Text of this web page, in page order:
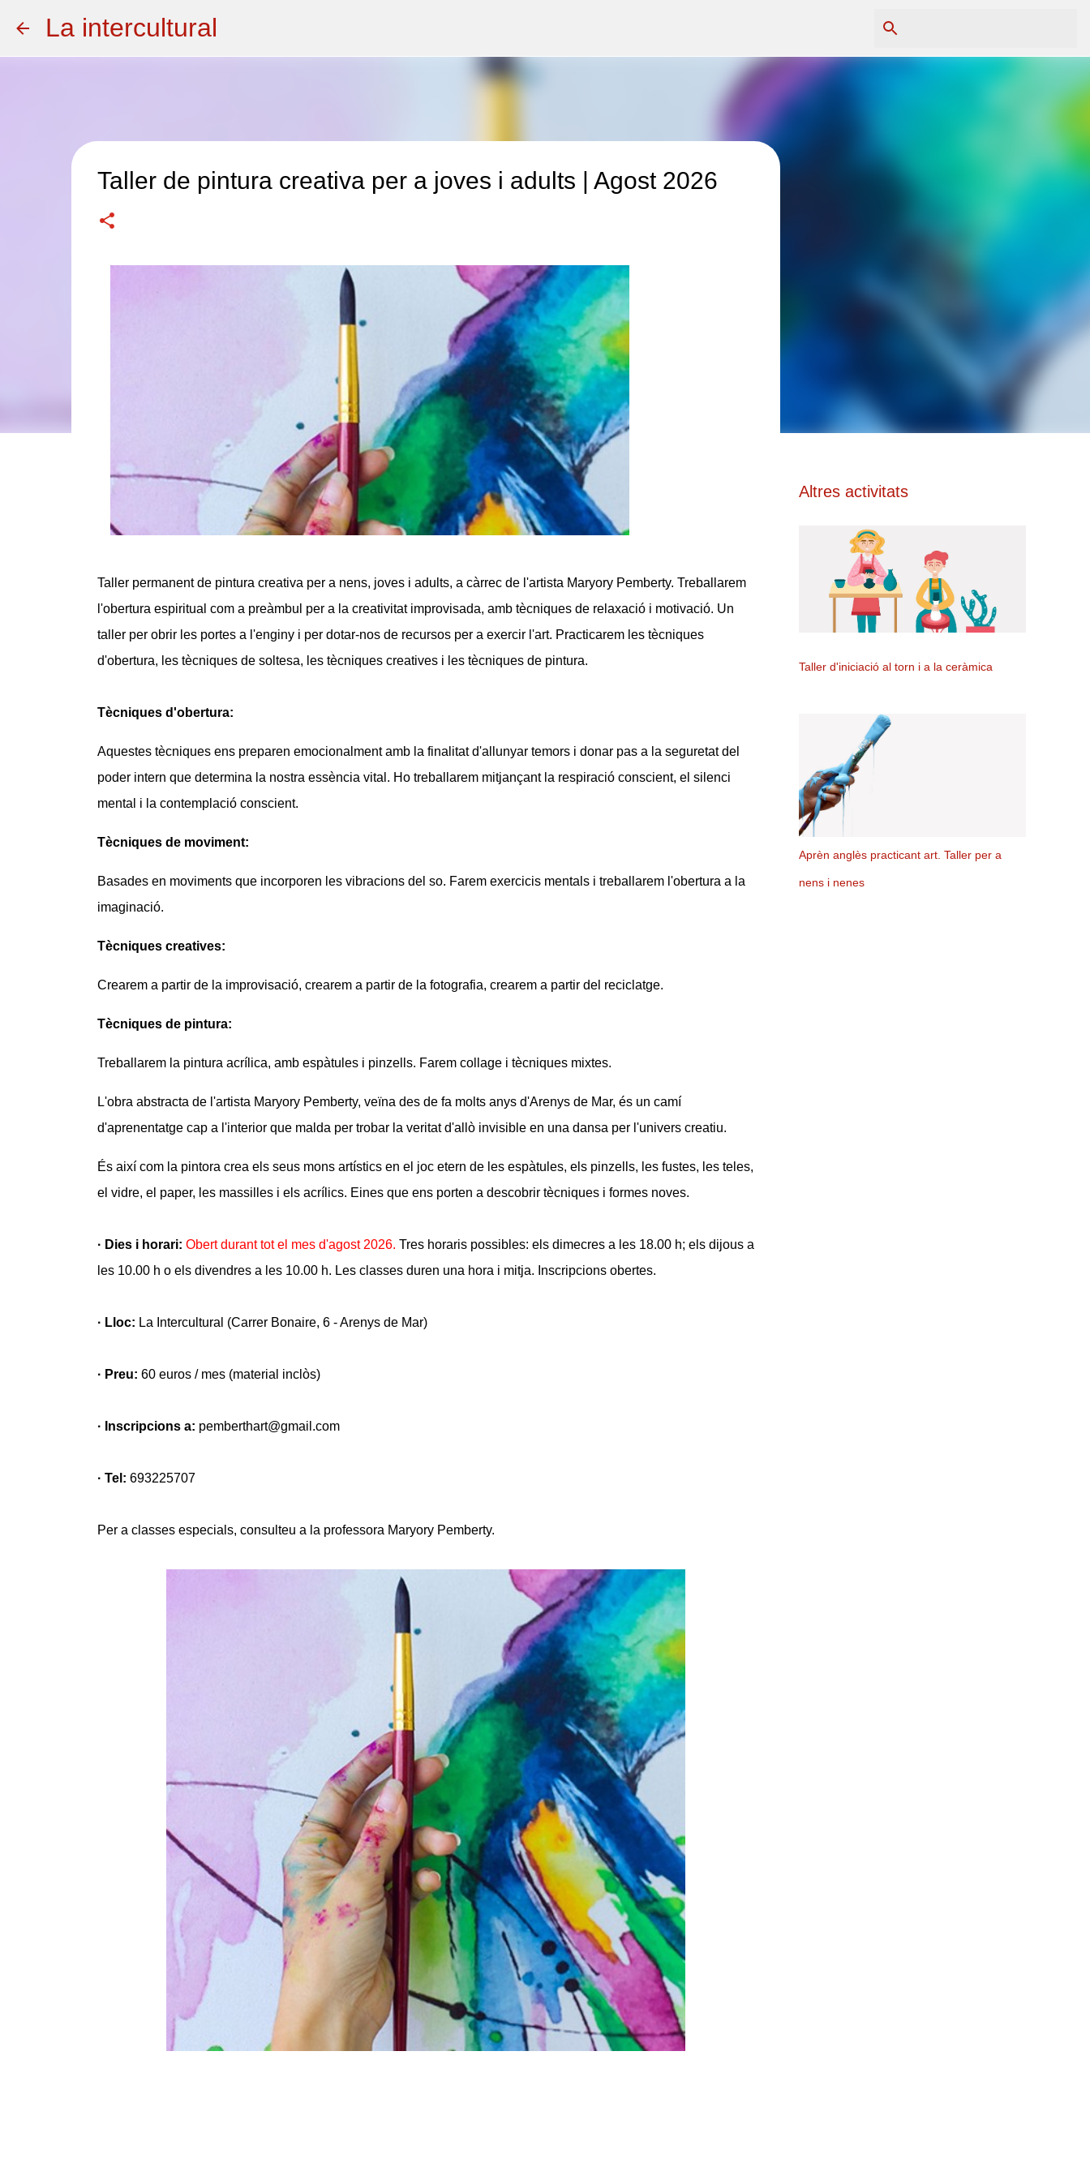
La intercultural
Taller de pintura creativa per a joves i adults | Agost 2026
Taller permanent de pintura creativa per a nens, joves i adults, a càrrec de l'artista Maryory Pemberty. Treballarem
l'obertura espiritual com a preàmbul per a la creativitat improvisada, amb tècniques de relaxació i motivació. Un
taller per obrir les portes a l'enginy i per dotar-nos de recursos per a exercir l'art. Practicarem les tècniques
d'obertura, les tècniques de soltesa, les tècniques creatives i les tècniques de pintura.
Tècniques d'obertura:
Aquestes tècniques ens preparen emocionalment amb la finalitat d'allunyar temors i donar pas a la seguretat del
poder intern que determina la nostra essència vital. Ho treballarem mitjançant la respiració conscient, el silenci
mental i la contemplació conscient.
Tècniques de moviment:
Basades en moviments que incorporen les vibracions del so. Farem exercicis mentals i treballarem l'obertura a la
imaginació.
Tècniques creatives:
Crearem a partir de la improvisació, crearem a partir de la fotografia, crearem a partir del reciclatge.
Tècniques de pintura:
Treballarem la pintura acrílica, amb espàtules i pinzells. Farem collage i tècniques mixtes.
L'obra abstracta de l'artista Maryory Pemberty, veïna des de fa molts anys d'Arenys de Mar, és un camí
d'aprenentatge cap a l'interior que malda per trobar la veritat d'allò invisible en una dansa per l'univers creatiu.
És així com la pintora crea els seus mons artístics en el joc etern de les espàtules, els pinzells, les fustes, les teles,
el vidre, el paper, les massilles i els acrílics. Eines que ens porten a descobrir tècniques i formes noves.
· Dies i horari: Obert durant tot el mes d'agost 2026. Tres horaris possibles: els dimecres a les 18.00 h; els dijous a
les 10.00 h o els divendres a les 10.00 h. Les classes duren una hora i mitja. Inscripcions obertes.
· Lloc: La Intercultural (Carrer Bonaire, 6 - Arenys de Mar)
· Preu: 60 euros / mes (material inclòs)
· Inscripcions a: pemberthart@gmail.com
· Tel: 693225707
Per a classes especials, consulteu a la professora Maryory Pemberty.
Altres activitats
Taller d'iniciació al torn i a la ceràmica
Aprèn anglès practicant art. Taller per a
nens i nenes